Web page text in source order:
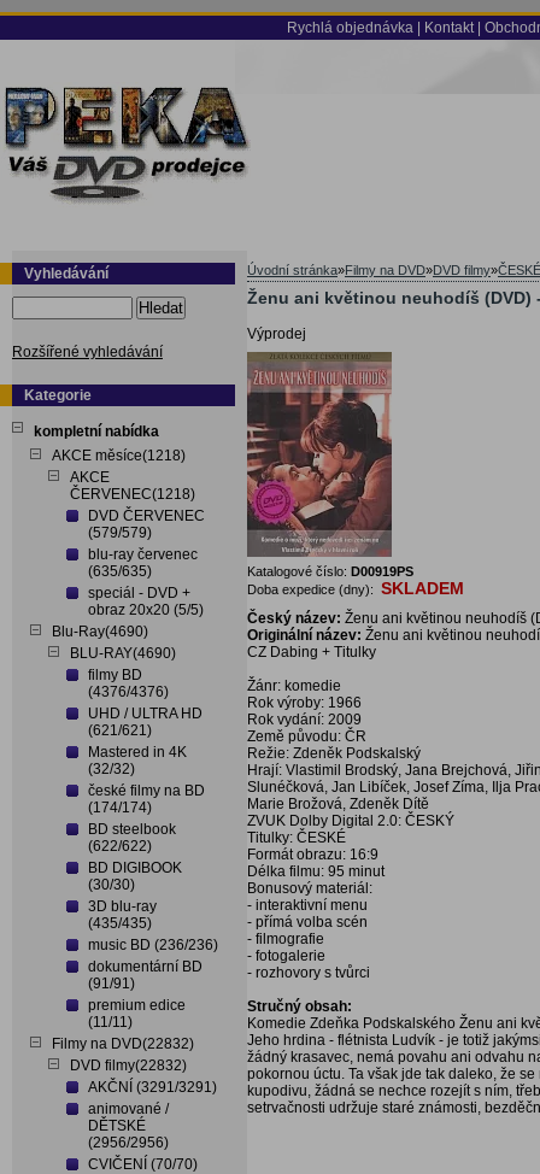
Rychlá objednávka Kontakt
Vyhledávání
Hledat
Rozšířené vyhledávání
Kategorie
kompletní nabídka
AKCE měsíce(1218)
AKCE
ČERVENEC(1218)
DVD ČERVENEC
(579/579)
blu-ray červenec
(635/635)
speciál - DVD +
obraz 20x20 (5/5)
Blu-Ray(4690)
BLU-RAY(4690)
filmy BD
(4376/4376)
UHD / ULTRA HD
(621/621)
Mastered in 4K
(32/32)
české filmy na BD
(174/174)
BD steelbook
(622/622)
BD DIGIBOOK
(30/30)
3D blu-ray
(435/435)
music BD (236/236)
dokumentární BD
(91/91)
premium edice
(11/11)
Filmy na DVD(22832)
DVD filmy(22832)
AKČNÍ (3291/3291)
animované /
DĚTSKÉ
(2956/2956)
CVIČENÍ (70/70)
Úvodní stránka»Filmy na DVD»DVD filmy»
Ženu ani květinou neuhodíš (DVD)
Výprodej
Katalogové číslo: D00919PS
Doba expedice (dny): SKLADEM
Český název: Ženu ani květinou neuhodíš
Originální název: Ženu ani květinou
CZ Dabing + Titulky
Žánr: komedie
Rok výroby: 1966
Rok vydání: 2009
Země původu: ČR
Režie: Zdeněk Podskalský
Hrají: Vlastimil Brodský, Jana Brejchová,
Slunéčková, Jan Libíček, Josef Zíma, Ilja
Marie Brožová, Zdeněk Dítě
ZVUK Dolby Digital 2.0: ČESKÝ
Titulky: ČESKÉ
Formát obrazu: 16:9
Délka filmu: 95 minut
Bonusový materiál:
- interaktivní menu
- přímá volba scén
- filmografie
- fotogalerie
- rozhovory s tvůrci
Stručný obsah:
Komedie Zdeňka Podskalského Ženu ani
Jeho hrdina - flétnista Ludvík - je totiž
žádný krasavec, nemá povahu ani odvahu
pokornou úctu. Ta však jde tak daleko, že
kupodivu, žádná se nechce rozejít s ním,
setrvačnosti udržuje staré známosti,